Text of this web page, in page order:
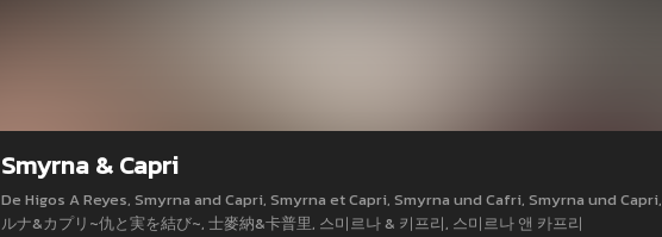
Smyrna & Capri
De Higos A Reyes, Smyrna and Capri, Smyrna et Capri, Smyrna und Cafri, Smyrna und Capri, سميرنا وكابري, สมีร์นาแอนด์คาพรี, スミ
ルナ&カプリ~仇と実を結び~, 士麥納&卡普里, 스미르나 & 키프리, 스미르나 앤 카프리